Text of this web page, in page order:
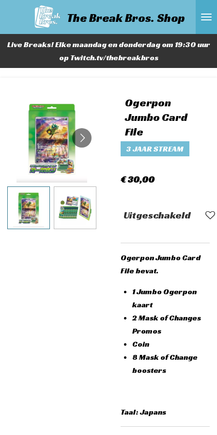
The Break Bros. Shop
Live Breaks! Elke maandag en donderdag om 19:30 uur
op Twitch.tv/thebreakbros
Ogerpon
Jumbo Card
File
3 JAAR STREAM
€ 30,00
Uitgeschakeld
Ogerpon Jumbo Card
File bevat.
1 Jumbo Ogerpon
kaart
2 Mask of Changes
Promos
Coin
8 Mask of Change
boosters
Taal: Japans